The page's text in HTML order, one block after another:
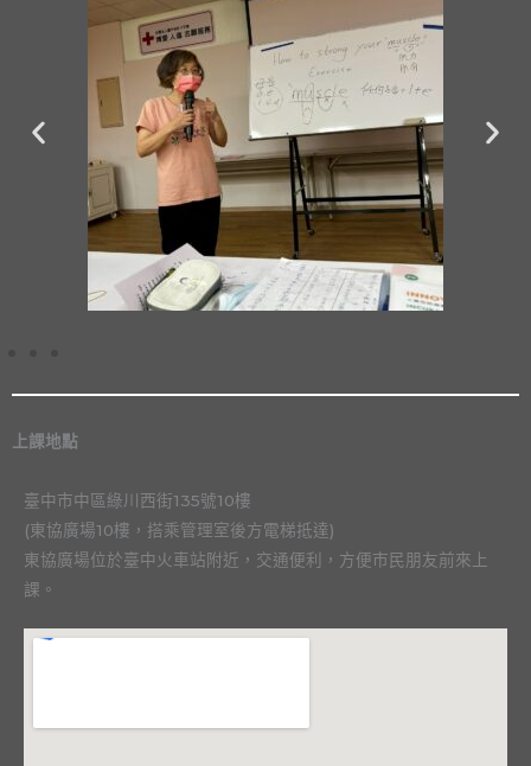
上課地點
臺中市中區綠川西街135號10樓
(東協廣場10樓，搭乘管理室後方電梯抵達)
東協廣場位於臺中火車站附近，交通便利，方便市民朋友前來上
課。